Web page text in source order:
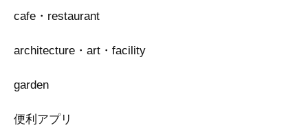
cafe・restaurant
architecture・art・facility
garden
便利アプリ